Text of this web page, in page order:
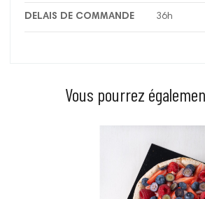
DELAIS DE COMMANDE 36h
Vous pourrez